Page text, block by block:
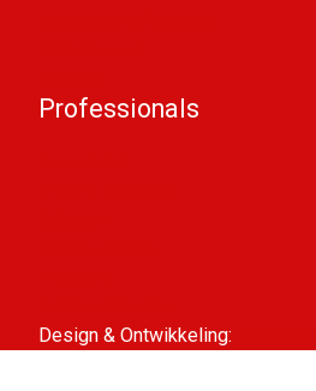
Professionals
Design & Ontwikkeling: